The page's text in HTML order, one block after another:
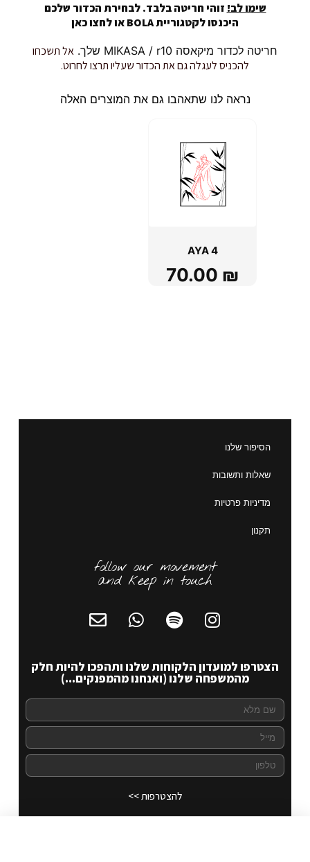
שימו לב! זוהי חריטה בלבד. לבחירת הכדור שלכם
היכנסו לקטגוריית BOLA או
לחצו כאן
חריטה לכדור מיקאסה MIKASA / r10 שלך.
אל תשכחו
להכניס לעגלה גם את הכדור שעליו תרצו לחרוט.
נראה לנו שתאהבו גם את המוצרים האלה
AYA 4
70.00 ₪
הסיפור שלנו
שאלות ותשובות
מדיניות פרטיות
תקנון
follow our movement
and keep in touch
הצטרפו למועדון הלקוחות שלנו ותהפכו להיות חלק
מהמשפחה שלנו (ואנחנו מהמפנקים...)
להצטרפות >>